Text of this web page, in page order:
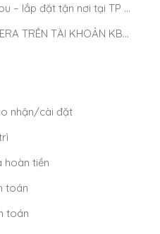
Dịch vụ lắp đặt camera Imou – lắp đặt tận nơi tại TP Hồ Chí Minh
HƯỚNG DẪN CHIA SẺ CAMERA TRÊN TÀI KHOẢN KBONE
nhận/cài đặt
hoàn tiền
toán
toán